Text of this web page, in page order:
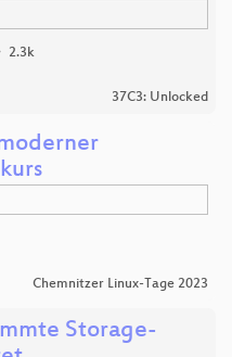
2.3k
37C3: Unlocked
Chemnitzer Linux-Tage 2023
Storage-